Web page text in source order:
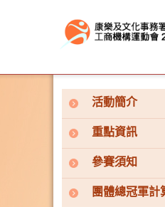
按“Tab”進入菜單
活動簡介
重點資訊
參賽須知
團體總冠軍計